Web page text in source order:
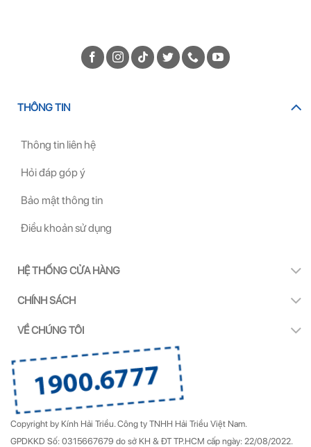
THÔNG TIN
Thông tin liên hệ
Hỏi đáp góp ý
Bảo mật thông tin
Điều khoản sử dụng
HỆ THỐNG CỬA HÀNG
CHÍNH SÁCH
VỀ CHÚNG TÔI
Copyright by Kính Hải Triều. Công ty TNHH Hải Triều Việt Nam.
GPDKKD Số: 0315667679 do sở KH & ĐT TP.HCM cấp ngày: 22/08/2022.